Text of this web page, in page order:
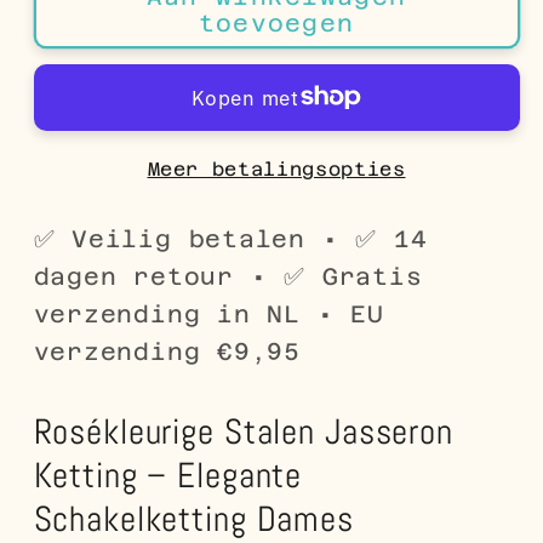
Rosékleurige
Stalen
Jasseron
–
Elegante
Dames
RVS
Rosékleurige
Stalen
Jasseron
Ketting
–
Elegante
Dames
RVS
toevoegen
Meer betalingsopties
✅ Veilig betalen • ✅ 14
dagen retour • ✅ Gratis
verzending in NL • EU
verzending €9,95
Rosékleurige Stalen Jasseron
Ketting – Elegante
Schakelketting Dames